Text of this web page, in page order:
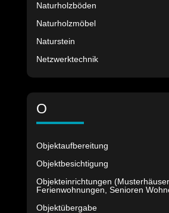
Naturholzböden
Naturholzmöbel
Naturstein
Netzwerktechnik
O
Objektaufbereitung
Objektbesichtigung
Objekteinrichtungen (Musterhäuser,
Ferienwohnungen, Senioren
Objektübergabe